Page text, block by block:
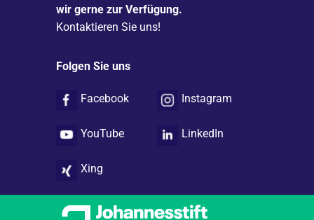
wir gerne zur Verfügung.
Kontaktieren Sie uns!
Folgen Sie uns
Facebook Instagram
YouTube LinkedIn
Xing